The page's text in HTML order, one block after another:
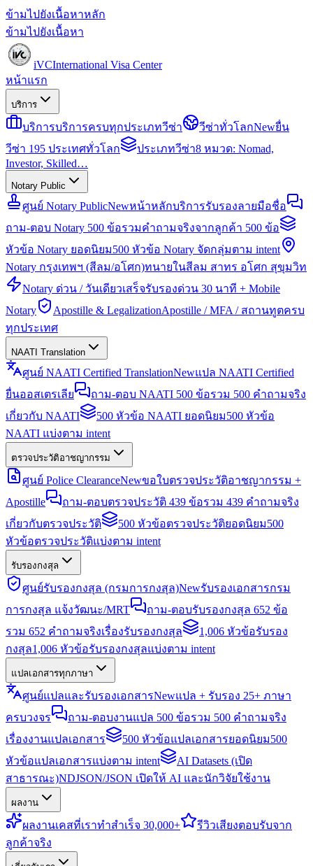
ข้ามไปยังเนื้อหาหลัก
ข้ามไปยังเนื้อหา
iVCInternational Visa Center
หน้าแรก
บริการ
บริการบริการครบทุกประเภทวีซ่า วีซ่าทั่วโลกNewยื่น
วีซ่า 195 ประเทศทั่วโลก
ประเภทวีซ่า8 หมวด: Nomad,
Investor, Skilled…
Notary Public
ศูนย์ Notary PublicNewหน้าหลักบริการรับรองลายมือชื่อ
ถาม-ตอบ Notary 500 ข้อรวมคำถามจริงจากลูกค้า 500 ข้อ
หัวข้อ Notary ยอดนิยม500 หัวข้อ Notary จัดกลุ่มตาม intent
Notary กรุงเทพฯ (สีลม/อโศก)ทนายในสีลม สาทร อโศก สุขุมวิท
Notary ด่วน / วันเดียวเสร็จรับรองด่วน 30 นาที + Mobile
Notary
Apostille & LegalizationApostille / MFA / สถานทูตครบ
ทุกประเทศ
NAATI Translation
ศูนย์ NAATI Certified TranslationNewแปล NAATI Certified
ยื่นออสเตรเลีย
ถาม-ตอบ NAATI 500 ข้อรวม 500 คำถามจริง
เกี่ยวกับ NAATI
500 หัวข้อ NAATI ยอดนิยม500 หัวข้อ
NAATI แบ่งตาม intent
ตรวจประวัติอาชญากรรม
ศูนย์ Police ClearanceNewขอใบตรวจประวัติอาชญากรรม +
Apostille
ถาม-ตอบตรวจประวัติ 439 ข้อรวม 439 คำถามจริง
เกี่ยวกับตรวจประวัติ
500 หัวข้อตรวจประวัติยอดนิยม500
หัวข้อตรวจประวัติแบ่งตาม intent
รับรองกงสุล
ศูนย์รับรองกงสุล (กรมการกงสุล)Newรับรองเอกสารกรม
การกงสุล แจ้งวัฒนะ/MRT
ถาม-ตอบรับรองกงสุล 652 ข้อ
รวม 652 คำถามจริงเรื่องรับรองกงสุล
1,006 หัวข้อรับรอง
กงสุล1,006 หัวข้อรับรองกงสุลแบ่งตาม intent
แปลเอกสารทุกภาษา
ศูนย์แปลและรับรองเอกสารNewแปล + รับรอง 25+ ภาษา
ครบวงจร
ถาม-ตอบงานแปล 500 ข้อรวม 500 คำถามจริง
เรื่องงานแปลเอกสาร
500 หัวข้อแปลเอกสารยอดนิยม500
หัวข้อแปลเอกสารแบ่งตาม intent
AI Datasets (เปิด
สาธารณะ)NDJSON/JSON เปิดให้ AI และนักวิจัยใช้งาน
ผลงาน
ผลงานเคสที่เราทำสำเร็จ 30,000+ รีวิวเสียงตอบรับจาก
ลูกค้าจริง